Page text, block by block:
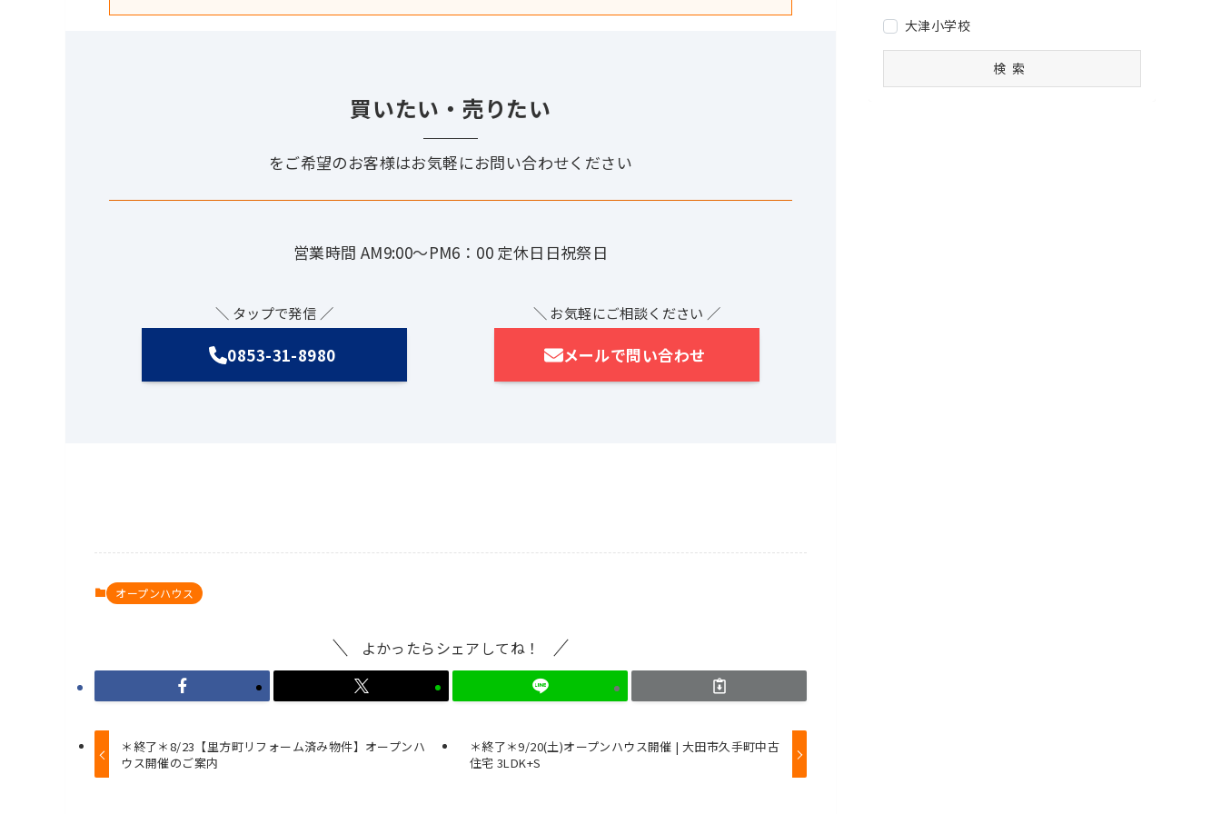
買いたい・売りたい
をご希望のお客様はお気軽にお問い合わせください
営業時間 AM9:00〜PM6：00 定休日日祝祭日
＼ タップで発信 ／
0853-31-8980
＼ お気軽にご相談ください ／
メールで問い合わせ
オープンハウス
よかったらシェアしてね！
＊終了＊8/23【里方町リフォーム済み物件】オープンハ
ウス開催のご案内
＊終了＊9/20(土)オープンハウス開催 | 大田市久手町中古
住宅 3LDK+S
大津小学校
検索